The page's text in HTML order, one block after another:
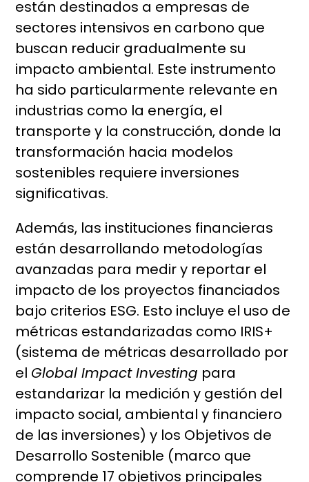
están destinados a empresas de
sectores intensivos en carbono que
buscan reducir gradualmente su
impacto ambiental. Este instrumento
ha sido particularmente relevante en
industrias como la energía, el
transporte y la construcción, donde la
transformación hacia modelos
sostenibles requiere inversiones
significativas.
Además, las instituciones financieras
están desarrollando metodologías
avanzadas para medir y reportar el
impacto de los proyectos financiados
bajo criterios ESG. Esto incluye el uso de
métricas estandarizadas como IRIS+
(sistema de métricas desarrollado por
el Global Impact Investing para
estandarizar la medición y gestión del
impacto social, ambiental y financiero
de las inversiones) y los Objetivos de
Desarrollo Sostenible (marco que
comprende 17 objetivos principales